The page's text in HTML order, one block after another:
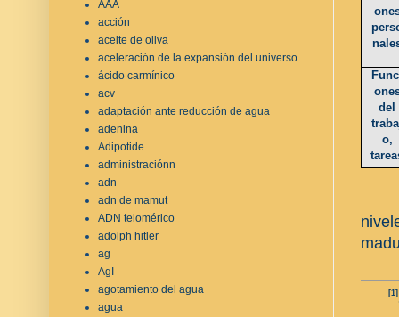
del
o,
[1]
AAA
acción
aceite de oliva
aceleración de la expansión del universo
ácido carmínico
acv
adaptación ante reducción de agua
adenina
Adipotide
administraciónn
adn
adn de mamut
ADN telomérico
adolph hitler
ag
AgI
agotamiento del agua
agua